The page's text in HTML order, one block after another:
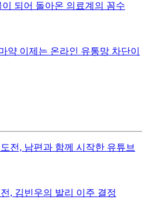
되어 돌아온 의료계의 꼼수
약 이제는 온라인 유통망 차단이
전, 남편과 함께 시작한 유튜브
, 김빈우의 발리 이주 결정